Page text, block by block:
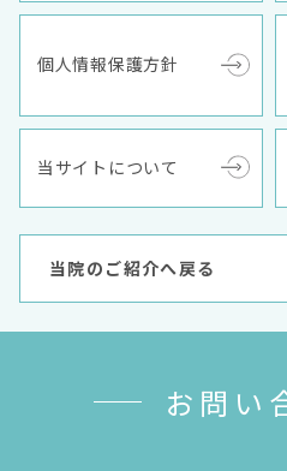
個人情報保護方針
当サイトについて
当院のご紹介へ戻る
お問い